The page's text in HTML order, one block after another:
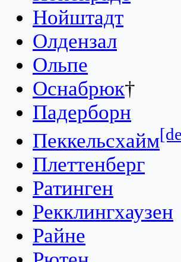
Нойштадт
Олдензал
Ольпе
Оснабрюк†
Падерборн
Пеккельсхайм
Плеттенберг
Ратинген
Рекклингхаузен
Райне